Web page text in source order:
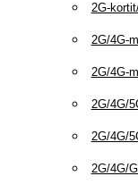
2G-
2G/4G-
2G/4G-
2G/4G/
2G/4G/
2G/4G/